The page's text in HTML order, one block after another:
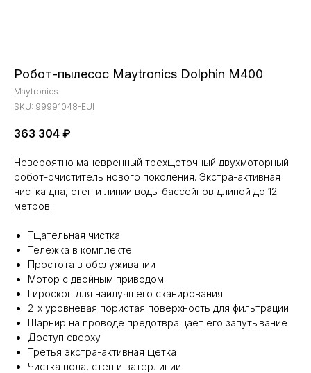
Робот-пылесос Maytronics Dolphin M400
Maytronics
SKU: 99991048-EUI
363 304 ₽
Невероятно маневренный трехщеточный двухмоторный
робот-очиститель нового поколения. Экстра-активная
чистка дна, стен и линии воды бассейнов длиной до 12
метров.
Тщательная чистка
Тележка в комплекте
Простота в обслуживании
Мотор с двойным приводом
Гироскоп для наилучшего сканирования
2-х уровневая пористая поверхность для фильтрации
Шарнир на проводе предотвращает его запутывание
Доступ сверху
Третья экстра-активная щетка
Чистка пола, стен и ватерлинии